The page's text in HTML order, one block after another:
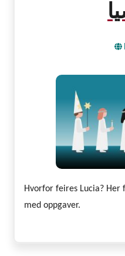
Hvorfor feires Lucia? Her
med oppgaver.